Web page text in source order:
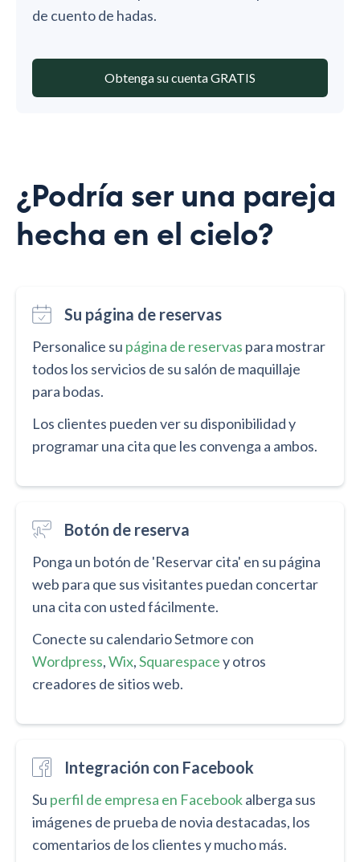
de cuento de hadas.
Obtenga su cuenta GRATIS
¿Podría ser una pareja
hecha en el cielo?
Su página de reservas
Personalice su página de reservas para mostrar
todos los servicios de su salón de maquillaje
para bodas.
Los clientes pueden ver su disponibilidad y
programar una cita que les convenga a ambos.
Botón de reserva
Ponga un botón de 'Reservar cita' en su página
web para que sus visitantes puedan concertar
una cita con usted fácilmente.
Conecte su calendario Setmore con
Wordpress,Wix,Squarespacey otros
creadores de sitios web.
Integración con Facebook
Su perfil de empresa en Facebookalberga sus
imágenes de prueba de novia destacadas, los
comentarios de los clientes y mucho más.